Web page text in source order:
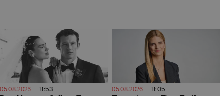
05.08.2026 11:53 05.08.2026 11:05